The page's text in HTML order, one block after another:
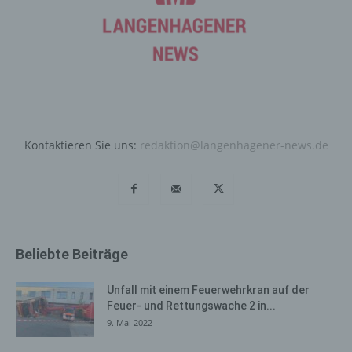
Kontaktieren Sie uns: redaktion@langenhagener-news.de
Beliebte Beiträge
Unfall mit einem Feuerwehrkran auf der
Feuer- und Rettungswache 2 in...
9. Mai 2022
Cookies dauerhaft widersprechen. Ferner können
bereits gesetzte Cookies jederzeit über einen
Internetbrowser oder andere Softwareprogramme
Funktionen unserer Internetseite vollumfänglich nutzbar.
Erfassung von allgemeinen Daten
Internetseite durch eine betroffene Person oder ein
Daten und Informationen. Diese allgemeinen Daten und
Informationen werden in den Logfiles des Servers
gespeichert. Erfasst werden können die (1) verwendeten
Browsertypen und Versionen, (2) das vom zugreifenden